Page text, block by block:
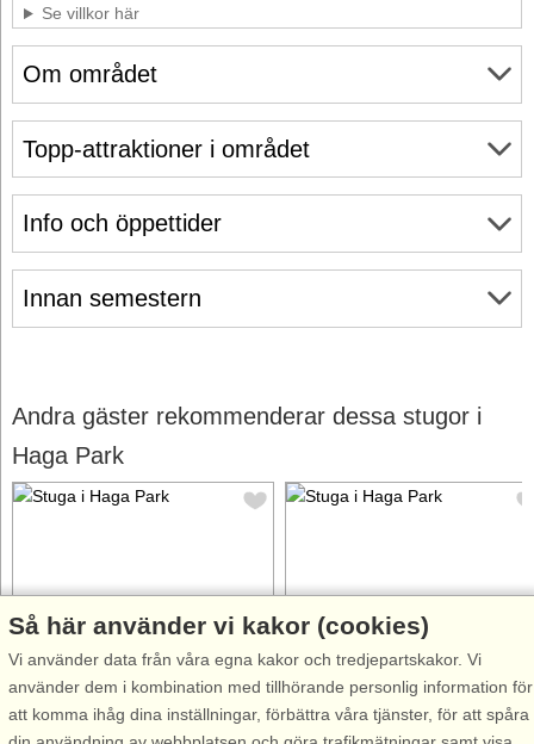
Om området
Info och öppettider
Innan semestern
Se villkor här
Topp-attraktioner i området
Andra gäster rekommenderar dessa stugor i
Haga Park
Stugnr: 44605
Haga Park
4 personer, 25 m²
550 m till sjö/hav:.
Stugnr: 44616
Haga Park
5 personer, 75 m²
550 m till sjö/hav:.
Så här använder vi kakor (cookies)
Vi använder data från våra egna kakor och tredjepartskakor. Vi
använder dem i kombination med tillhörande personlig information för
att komma ihåg dina inställningar, förbättra våra tjänster, för att spåra